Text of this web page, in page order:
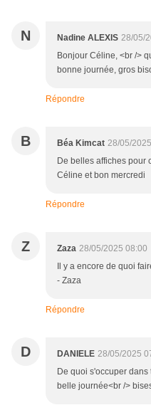
N Nadine ALEXIS 28/05/
Bonjour Céline, <br />
bonne journée, gros
Répondre
B Béa Kimcat 28/05/
De belles affiches pour
Céline et bon mercredi
Répondre
Z Zaza 28/05/2025 08:00
Il y a encore de quoi
- Zaza
Répondre
D DANIELE 28/05/2025
De quoi s'occuper
belle journée<br />